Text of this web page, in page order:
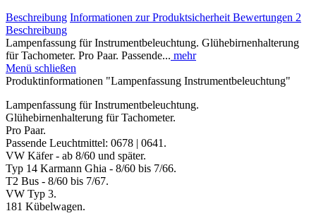
Beschreibung Informationen zur Produktsicherheit Bewertungen 2
Beschreibung
Lampenfassung für Instrumentbeleuchtung. Glühebirnenhalterung
für Tachometer. Pro Paar. Passende... mehr
Menü schließen
Produktinformationen "Lampenfassung Instrumentbeleuchtung"
Lampenfassung für Instrumentbeleuchtung.
Glühebirnenhalterung für Tachometer.
Pro Paar.
Passende Leuchtmittel: 0678 | 0641.
VW Käfer - ab 8/60 und später.
Typ 14 Karmann Ghia - 8/60 bis 7/66.
T2 Bus - 8/60 bis 7/67.
VW Typ 3.
181 Kübelwagen.